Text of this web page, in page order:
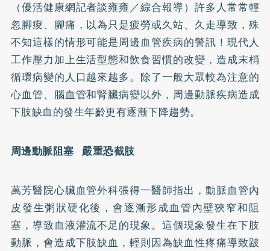
（優活健康網記者談雍雍／綜合報導）許多人常常輕
忽腳痠、腳痛，以為只是疲勞或久站、久走導致，殊
不知這樣的情形可能是周邊血管疾病的警訊！現代人
工作壓力加上生活型態和飲食習慣的改變，造成末梢
循環病變的人口越來越多。除了一般大眾較為注意的
心血管、腦血管和腎臟病變以外，周邊動脈疾病造成
下肢缺血的發生年齡更有逐漸下降趨勢。
周邊動脈阻塞 嚴重恐截肢
萬芳醫院心臟血管外科張得一醫師指出，動脈血管內
皮發生粥狀硬化後，會逐漸形成血管內壁狹窄和阻
塞，導致血液灌流不足的現象。這個現象發生在下肢
動脈，會造成下肢缺血，輕則因為缺血性疼痛導致跛